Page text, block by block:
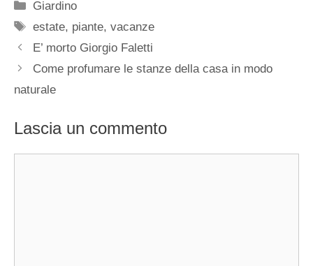
Categorie
Giardino
Tag
estate, piante,vacanze
E’ morto Giorgio Faletti
Come profumare le stanze della casa in modo
naturale
Lascia un commento